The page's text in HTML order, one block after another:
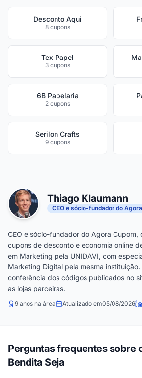
Desconto Aqui
8 cupons
Tex Papel
3 cupons
6B Papelaria
2 cupons
Serilon Crafts
9 cupons
Thiago Klaumann
CEO e sócio-fundador do
CEO e sócio-fundador do Agora Cupom,
cupons de desconto e economia online
em Marketing pela UNIDAVI, com
Marketing Digital pela mesma instituição.
conferência dos códigos publicados no
as lojas parceiras.
9 anos na área Atualizado em05/08/2026
Perguntas frequentes sobre
Bendita Seja